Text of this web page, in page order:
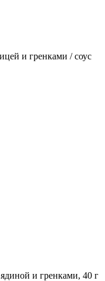
и гренками / соус
и гренками, 40 г